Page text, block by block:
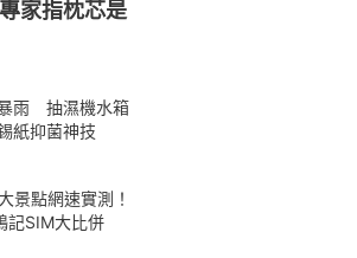
家指枕芯是
雨 抽濕機水箱
紙抑菌神技
景點網速實測！
記SIM大比併